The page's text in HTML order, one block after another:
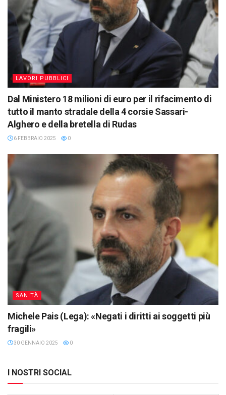
LAVORI PUBBLICI
Dal Ministero 18 milioni di euro per il rifacimento di
tutto il manto stradale della 4 corsie Sassari-
Alghero e della bretella di Rudas
6 FEBBRAIO 2025 0
SANITÀ
Michele Pais (Lega): «Negati i diritti ai soggetti più
fragili»
30 GENNAIO 2025 0
I NOSTRI SOCIAL